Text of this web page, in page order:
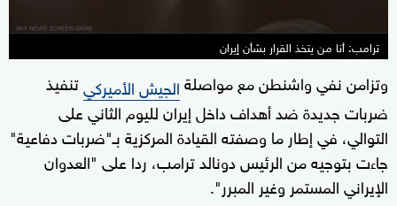
ترامب: أنا من يتخذ القرار بشأن إيران
وتزامن نفي واشنطن مع مواصلةالجيش الأميركيتنفيذ
ضربات جديدة ضد أهداف داخل إيران لليوم الثاني على
التوالي، في إطار ما وصفته القيادة المركزية بـ"ضربات دفاعية"
جاءت بتوجيه من الرئيس دونالد ترامب، ردا على "العدوان
الإيراني المستمر وغير المبرر".